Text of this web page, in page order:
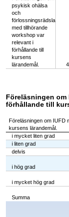
psykisk ohälsa
och
förlossningsrädsla
med tillhörande
workshop var
relevant i
förhållande till
kursens
lärandemål.
Föreläsningen om
förhållande till
Föreläsningen om IUFD
kursens lärandemål.
i mycket liten grad
i liten grad
delvis
i hög grad
i mycket hög grad
Summa
Chart